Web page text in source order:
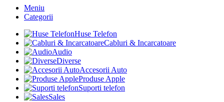
Meniu
Categorii
Huse Telefon
Cabluri & Incarcatoare
Audio
Diverse
Accesorii Auto
Produse Apple
Suporti telefon
Sales